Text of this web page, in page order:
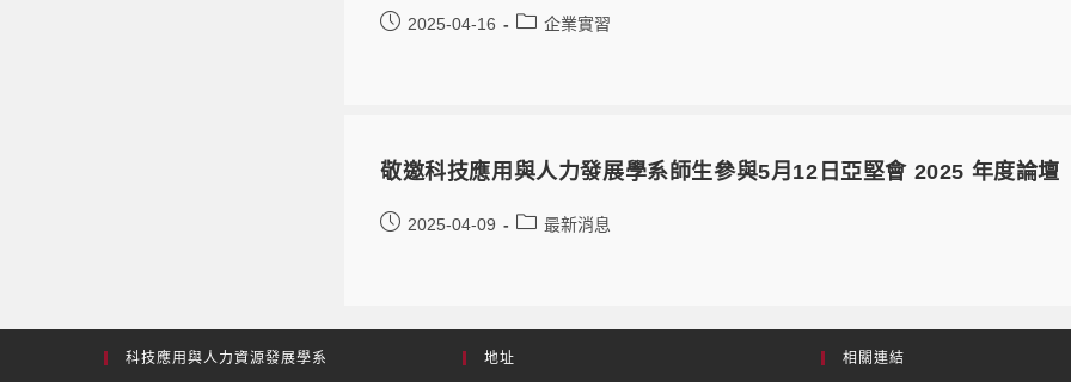
2025-04-16 企業實習
敬邀科技應用與人力發展學系師生參與5月12日亞堅會 2025 年度論壇
2025-04-09 最新消息
科技應用與人力資源發展學系 地址 相關連結